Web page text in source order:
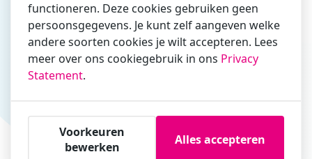
Vul hier bij voorkeur het e-mailadres in waarmee je
zakelijk/administratief correspondeert
Is de contactpersoon ook een cursist?
Ja
Cursisten
Voeg cursisten toe
functioneren. Deze cookies gebruiken geen
persoonsgegevens. Je kunt zelf aangeven welke
andere soorten cookies je wilt accepteren. Lees
meer over ons cookiegebruik in ons Privacy
Statement.
Voorkeuren
bewerken
Alles accepteren